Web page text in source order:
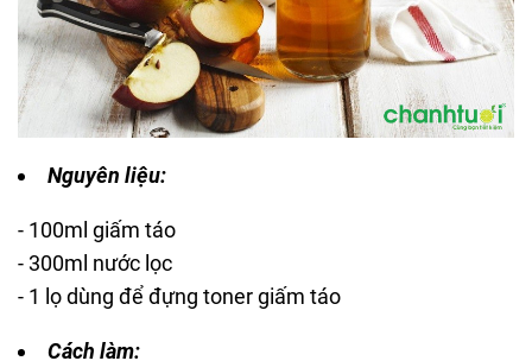
Nguyên liệu:
- 100ml giấm táo
- 300ml nước lọc
- 1 lọ dùng để đựng toner giấm táo
Cách làm: